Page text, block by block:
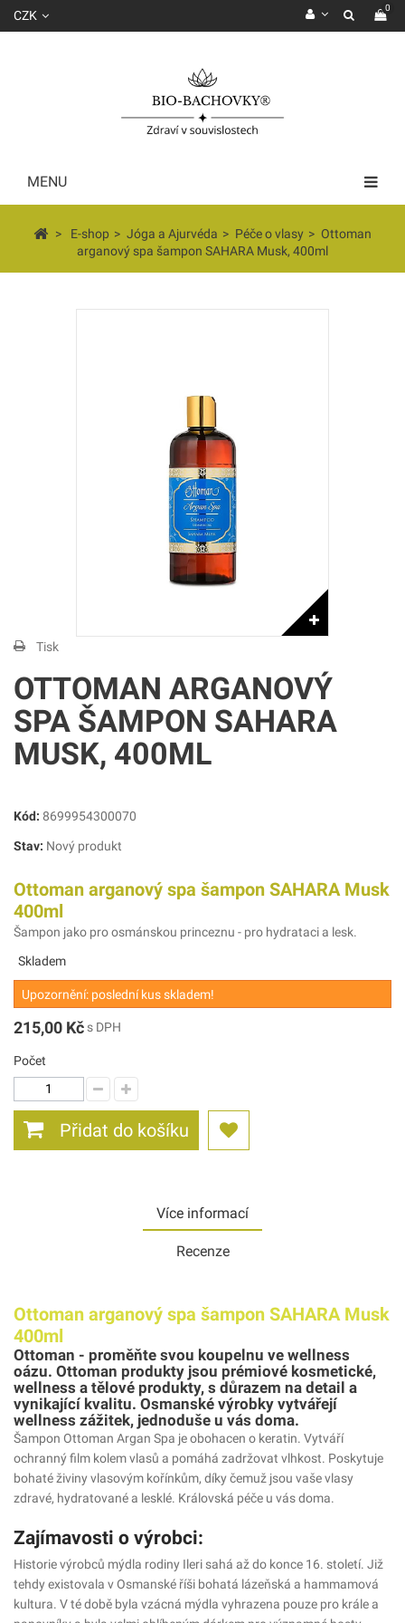
0
CZK
MENU
> E-shop > Jóga a Ajurvéda > Péče o vlasy > Ottoman
arganový spa šampon SAHARA Musk, 400ml
Tisk
OTTOMAN ARGANOVÝ
SPA ŠAMPON SAHARA
MUSK, 400ML
Kód: 8699954300070
Stav: Nový produkt
Ottoman arganový spa šampon SAHARA Musk
400ml
Šampon jako pro osmánskou princeznu - pro hydrataci a lesk.
Skladem
Upozornění: poslední kus skladem!
215,00 Kč s DPH
Počet
Přidat do košíku
Více informací
Recenze
Ottoman arganový spa šampon SAHARA Musk
400ml
Ottoman - proměňte svou koupelnu ve wellness
oázu. Ottoman produkty jsou prémiové kosmetické,
wellness a tělové produkty, s důrazem na detail a
vynikající kvalitu. Osmanské výrobky vytvářejí
wellness zážitek, jednoduše u vás doma.
Šampon Ottoman Argan Spa je obohacen o keratin. Vytváří
ochranný film kolem vlasů a pomáhá zadržovat vlhkost. Poskytuje
bohaté živiny vlasovým kořínkům, díky čemuž jsou vaše vlasy
zdravé, hydratované a lesklé. Královská péče u vás doma.
Zajímavosti o výrobci:
Historie výrobců mýdla rodiny Ileri sahá až do konce 16. století. Již
tehdy existovala v Osmanské říši bohatá lázeňská a hammamová
kultura. V té době byla vzácná mýdla vyhrazena pouze pro krále a